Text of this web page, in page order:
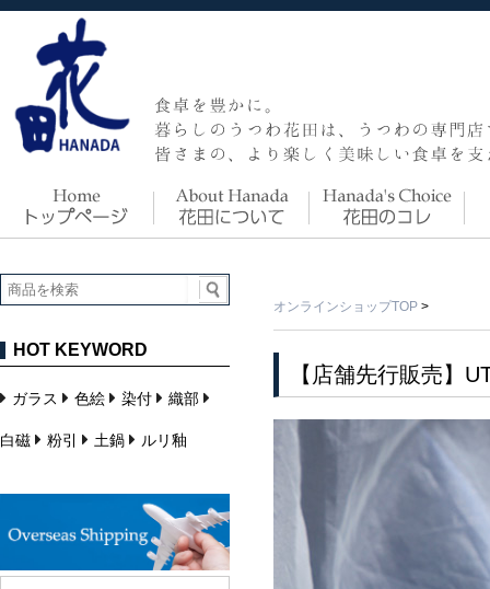
オンラインショップTOP >
【店舗先行販売】
HOT KEYWORD
ガラス 色絵 染付 織部
白磁 粉引 土鍋 ルリ釉